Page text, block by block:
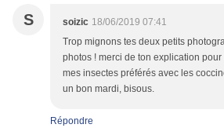
S soizic 18/06/2019 07:41
Trop mignons tes deux petits
photos ! merci de ton explication
mes insectes préférés avec les
un bon mardi, bisous.
Répondre